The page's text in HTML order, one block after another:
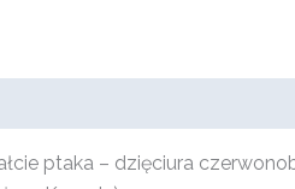
ptaka – dzięciura